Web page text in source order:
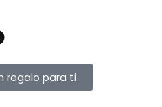
regalo para ti